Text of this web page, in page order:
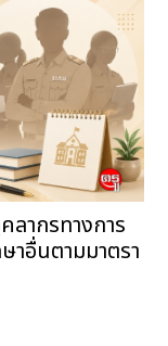
ลากรทางการ
าอื่นตามมาตรา